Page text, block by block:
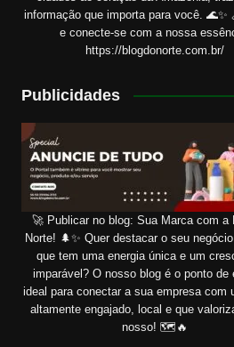
informação que importa para você. 🌊✨
e conecte-se com a nossa
https://blogdonorte.com.br/
Publicidades
🚀 Publicar no blog: Sua Marca com a
Norte! 🌲✨ Quer destacar o seu
que tem uma energia única e um
imparável? O nosso blog é o ponto de
ideal para conectar a sua empresa com
altamente engajado, local e que
nosso! 🗺️🔥